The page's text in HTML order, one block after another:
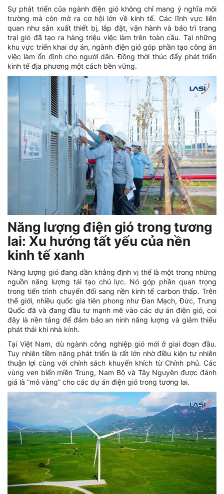
Sự phát triển của ngành điện gió không chỉ mang ý nghĩa môi
trường mà còn mở ra cơ hội lớn về kinh tế. Các lĩnh vực liên
quan như sản xuất thiết bị, lắp đặt, vận hành và bảo trì trang
trại gió đã tạo ra hàng triệu việc làm trên toàn cầu. Tại những
khu vực triển khai dự án, ngành điện gió góp phần tạo công ăn
việc làm ổn định cho người dân. Đồng thời thúc đẩy phát triển
kinh tế địa phương một cách bền vững.
Năng lượng điện gió trong tương
lai: Xu hướng tất yếu của nền
kinh tế xanh
Năng lượng gió đang dần khẳng định vị thế là một trong những
nguồn năng lượng tái tạo chủ lực. Nó góp phần quan trọng
trong tiến trình chuyển đổi sang nền kinh tế carbon thấp. Trên
thế giới, nhiều quốc gia tiên phong như Đan Mạch, Đức, Trung
Quốc đã và đang đầu tư mạnh mẽ vào các dự án điện gió, coi
đây là nền tảng để đảm bảo an ninh năng lượng và giảm thiểu
phát thải khí nhà kính.
Tại Việt Nam, dù ngành công nghiệp gió mới ở giai đoạn đầu.
Tuy nhiên tiềm năng phát triển là rất lớn nhờ điều kiện tự nhiên
thuận lợi cùng với chính sách khuyến khích từ Chính phủ. Các
vùng ven biển miền Trung, Nam Bộ và Tây Nguyên được đánh
giá là “mỏ vàng” cho các dự án điện gió trong tương lai.